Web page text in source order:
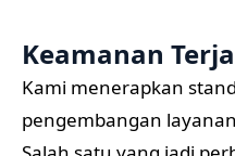
Keamanan
Kami menerapkan
pengembangan